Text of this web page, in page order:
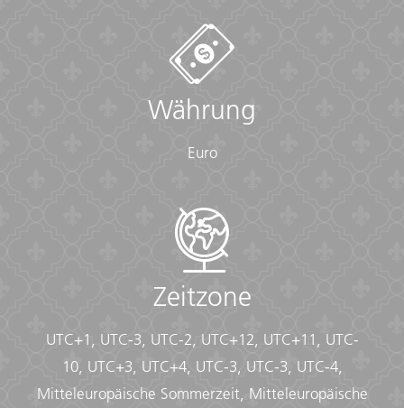
Währung
Euro
Zeitzone
UTC+1, UTC-3, UTC-2, UTC+12, UTC+11, UTC-
10, UTC+3, UTC+4, UTC-3, UTC-3, UTC-4,
Mitteleuropäische Sommerzeit, Mitteleuropäische